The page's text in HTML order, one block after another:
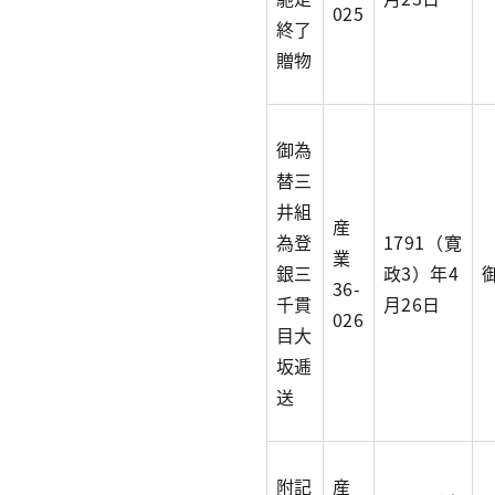
終了
贈物
025
御為
替三
井組
為登
銀三
千貫
目大
坂逓
送
産
業
36-
026
1791（寛
政3）年4
月26日
附記
産